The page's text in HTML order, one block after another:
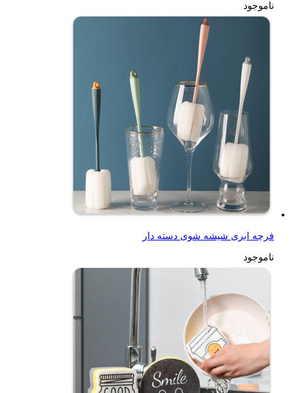
ناموجود
فرچه ابری شیشه شوی دسته دار
ناموجود